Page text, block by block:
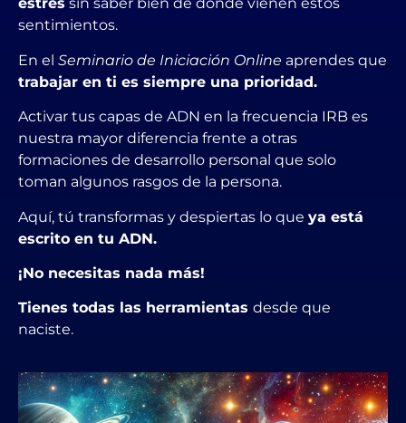
estrés sin saber bien de dónde vienen estos
sentimientos.
En el Seminario de Iniciación Online aprendes que
trabajar en ti es siempre una prioridad.
Activar tus capas de ADN en la frecuencia IRB es
nuestra mayor diferencia frente a otras
formaciones de desarrollo personal que solo
toman algunos rasgos de la persona.
Aquí, tú transformas y despiertas lo que ya está
escrito en tu ADN.
¡No necesitas nada más!
Tienes todas las herramientas desde que
naciste.